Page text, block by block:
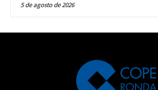
5 de agosto de 2026